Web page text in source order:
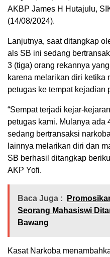
AKBP James H Hutajulu,
(14/08/2024).
Lanjutnya, saat ditangkap
als SB ini sedang
3 (tiga) orang rekannya
karena melarikan diri ketika
petugas ke tempat kejadian
“Sempat terjadi kejar-
petugas kami. Mulanya ada
sedang bertransaksi
lainnya melarikan diri dan
SB berhasil ditangkap
AKP Yofi.
Baca Juga :
Seorang Mahasiswi
Bawang
Kasat Narkoba